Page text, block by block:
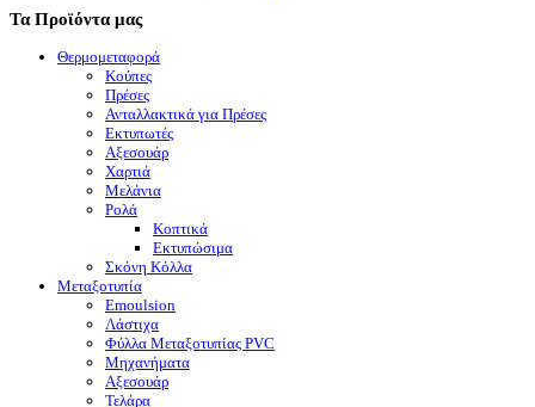
Τα Προϊόντα μας
Θερμομεταφορά
Κούπες
Πρέσες
Ανταλλακτικά για Πρέσες
Εκτυπωτές
Αξεσουάρ
Χαρτιά
Μελάνια
Ρολά
Κοπτικά
Εκτυπώσιμα
Σκόνη Κόλλα
Μεταξοτυπία
Emoulsion
Λάστιχα
Φύλλα Μεταξοτυπίας PVC
Μηχανήματα
Αξεσουάρ
Τελάρα